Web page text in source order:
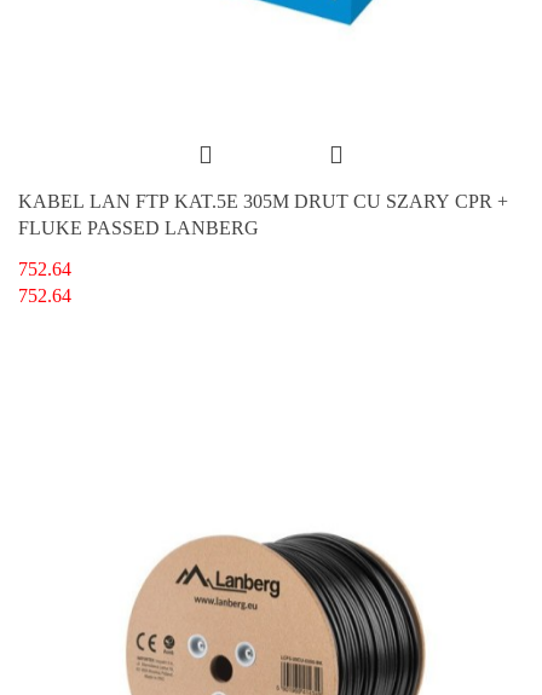
KABEL LAN FTP KAT.5E 305M DRUT CU SZARY CPR +
FLUKE PASSED LANBERG
752.64
752.64